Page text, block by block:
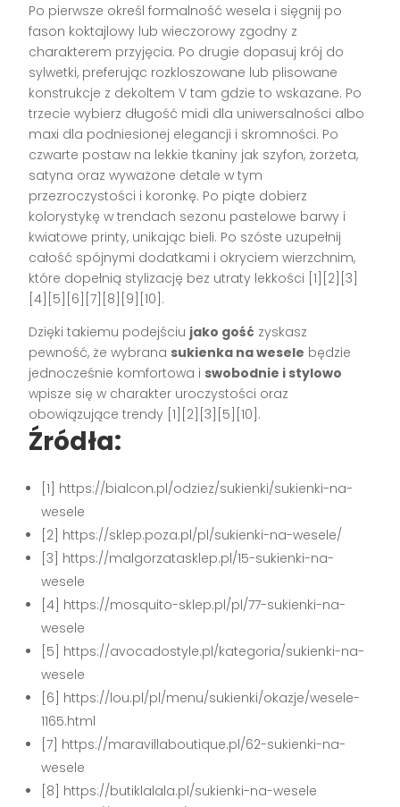
Po pierwsze określ formalność wesela i sięgnij po
fason koktajlowy lub wieczorowy zgodny z
charakterem przyjęcia. Po drugie dopasuj krój do
sylwetki, preferując rozkloszowane lub plisowane
konstrukcje z dekoltem V tam gdzie to wskazane. Po
trzecie wybierz długość midi dla uniwersalności albo
maxi dla podniesionej elegancji i skromności. Po
czwarte postaw na lekkie tkaniny jak szyfon, żorżeta,
satyna oraz wyważone detale w tym
przezroczystości i koronkę. Po piąte dobierz
kolorystykę w trendach sezonu pastelowe barwy i
kwiatowe printy, unikając bieli. Po szóste uzupełnij
całość spójnymi dodatkami i okryciem wierzchnim,
które dopełnią stylizację bez utraty lekkości [1][2][3]
[4][5][6][7][8][9][10].
Dzięki takiemu podejściu jako gość zyskasz
pewność, że wybrana sukienka na wesele będzie
jednocześnie komfortowa i swobodnie i stylowo
wpisze się w charakter uroczystości oraz
obowiązujące trendy [1][2][3][5][10].
Źródła:
[1] https://bialcon.pl/odziez/sukienki/sukienki-na-
wesele
[2] https://sklep.poza.pl/pl/sukienki-na-wesele/
[3] https://malgorzatasklep.pl/15-sukienki-na-
wesele
[4] https://mosquito-sklep.pl/pl/77-sukienki-na-
wesele
[5] https://avocadostyle.pl/kategoria/sukienki-na-
wesele
[6] https://lou.pl/pl/menu/sukienki/okazje/wesele-
1165.html
[7] https://maravillaboutique.pl/62-sukienki-na-
wesele
[8] https://butiklalala.pl/sukienki-na-wesele